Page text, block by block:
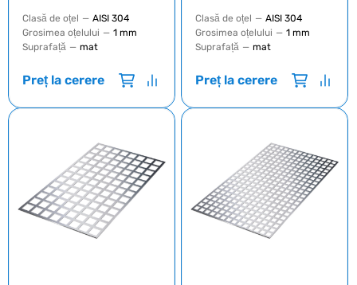
Clasă de oțel — AISI 304
Grosimea oțelului — 1 mm
Suprafață — mat
Preț la cerere
Clasă de oțel — AISI 304
Grosimea oțelului — 1 mm
Suprafață — mat
Preț la cerere